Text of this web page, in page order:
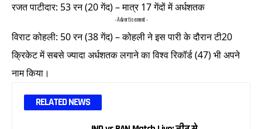
रजत पाटीदार: 53 रन (20 गेंद) – मात्र 17 गेंदों में अर्धशतक
- Advertisement -
विराट कोहली: 50 रन (38 गेंद) – कोहली ने इस पारी के दौरान टी20
क्रिकेट में सबसे ज्यादा अर्धशतक लगाने का विश्व रिकॉर्ड (47) भी अपने
नाम किया।
RELATED NEWS